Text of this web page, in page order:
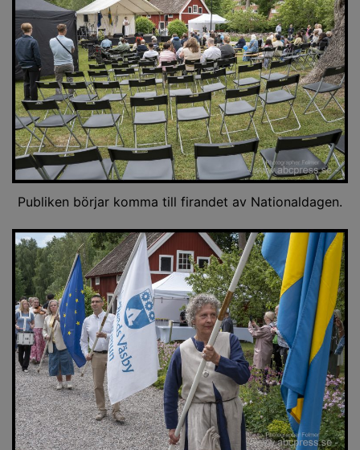
Publiken börjar komma till firandet av Nationaldagen.